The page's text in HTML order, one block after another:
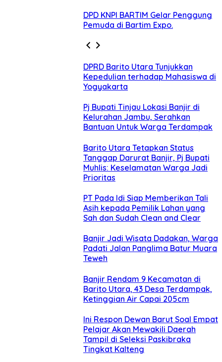
DPD KNPI BARTIM Gelar Penggung
Pemuda di Bartim Expo.
DPRD Barito Utara Tunjukkan
Kepedulian terhadap Mahasiswa di
Yogyakarta
Pj Bupati Tinjau Lokasi Banjir di
Kelurahan Jambu, Serahkan
Bantuan Untuk Warga Terdampak
Barito Utara Tetapkan Status
Tanggap Darurat Banjir, Pj Bupati
Muhlis: Keselamatan Warga Jadi
Prioritas
PT Pada Idi Siap Memberikan Tali
Asih kepada Pemilik Lahan yang
Sah dan Sudah Clean and Clear
Banjir Jadi Wisata Dadakan, Warga
Padati Jalan Panglima Batur Muara
Teweh
Banjir Rendam 9 Kecamatan di
Barito Utara, 43 Desa Terdampak,
Ketinggian Air Capai 205cm
Ini Respon Dewan Barut Soal Empat
Pelajar Akan Mewakili Daerah
Tampil di Seleksi Paskibraka
Tingkat Kalteng